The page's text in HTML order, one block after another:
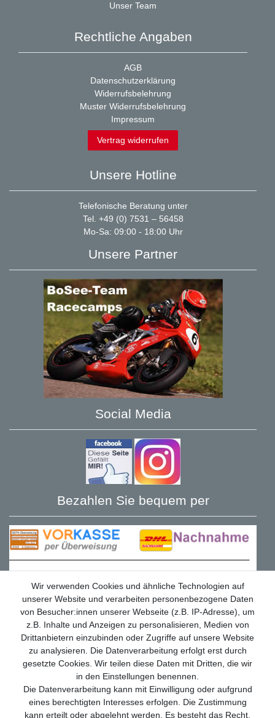
Unser Team
Rechtliche Angaben
AGB
Datenschutzerklärung
Widerrufsbelehrung
Muster Widerrufsbelehrung
Impressum
Vertrag widerrufen
Unsere Hotline
Telefonische Beratung unter
Tel. +49 (0) 7531 – 56458
Mo-Sa: 09:00 - 18:00 Uhr
Unsere Partner
Social Media
Bezahlen Sie bequem per
Wir versenden mit
Wir verwenden Cookies und ähnliche Technologien auf
unserer Website und verarbeiten personenbezogene Daten
von Besucher:innen unserer Webseite (z.B. IP-Adresse), um
z.B. Inhalte und Anzeigen zu personalisieren, Medien von
Drittanbietern einzubinden oder Zugriffe auf unsere Website
zu analysieren. Die Datenverarbeitung erfolgt erst durch
gesetzte Cookies. Wir teilen diese Daten mit Dritten, die wir
in den Einstellungen benennen.
Die Datenverarbeitung kann mit Einwilligung oder aufgrund
eines berechtigten Interesses erfolgen. Die Zustimmung
kann erteilt oder abgelehnt werden. Es besteht das Recht,